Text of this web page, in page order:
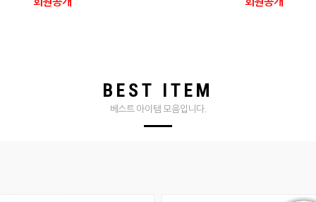
BEST ITEM
베스트 아이템 모음입니다.